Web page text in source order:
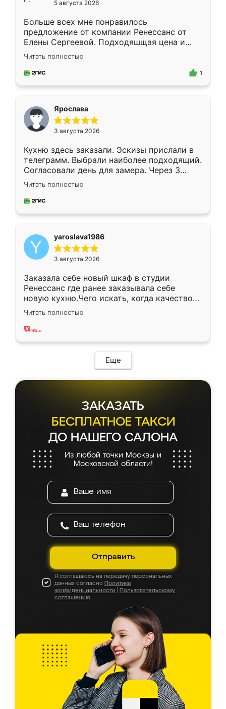
5 августа 2026
Больше всех мне понравилось
предложение от компании Ренессанс от
Елены Сергеевой. Подходяшщая цена и
короткие сроки изготовления. Приехавший
для замера сотрудник Владислав
предложил по моему эскизу самый
Читать полностью
1
Ярослава
3 августа 2026
Кухню здесь заказали. Эскизы прислали в
телеграмм. Выбрали наиболее подходящий.
Согласовали день для замера. Через 3
недели кухня была уже готова. Остались
довольны работой. Спасибо Ренессанс
мебель за качественную работу!
Читать полностью
yaroslava1986
3 августа 2026
Заказала себе новый шкаф в студии
Ренессанс где ранее заказывала себе
новую кухню.Чего искать, когда качеством
вполне довольна. Служит кухня уже почти
два года, нареканий нет.
Читать полностью
Еще
ЗАКАЗАТЬ
БЕСПЛАТНОЕ ТАКСИ
ДО НАШЕГО САЛОНА
Из любой точки Москвы и
Московской области!
Отправить
Я соглашаюсь на передачу персональных
данных согласно Политике
конфиденциальности
Пользовательскому
соглашению